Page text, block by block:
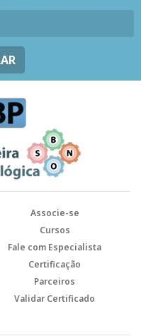
Associe-se
Cursos
Fale com Especialista
Certificação
Parceiros
Validar Certificado